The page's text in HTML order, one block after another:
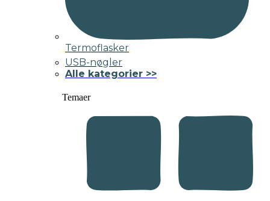
Termoflasker
USB-nøgler
Alle kategorier >>
Temaer